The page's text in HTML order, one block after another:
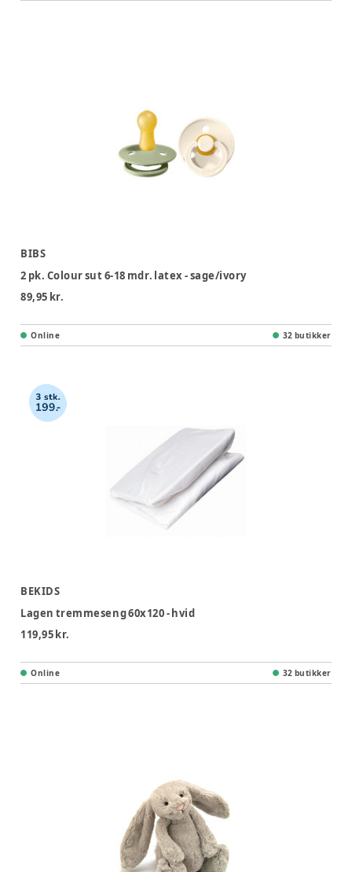
BIBS
2 pk. Colour sut 6-18 mdr. latex - sage/ivory
89,95 kr.
Online 32 butikker
BEKIDS
Lagen tremmeseng 60x120 - hvid
119,95 kr.
Online 32 butikker